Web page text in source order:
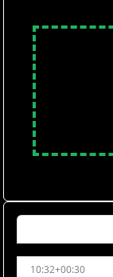
10:32+00:30